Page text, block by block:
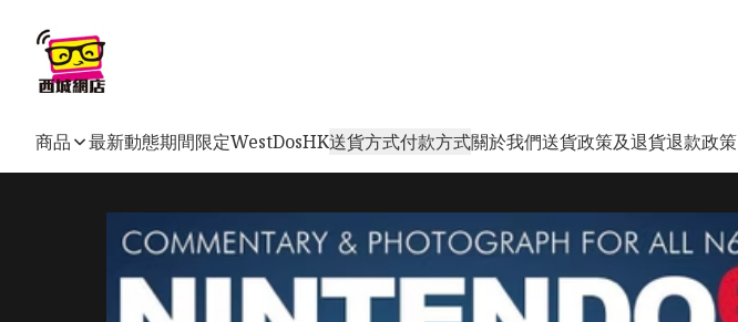
商品 最新動態期間限定WestDosHK送貨方式付款方式關於我們送貨政策及退貨退款政策